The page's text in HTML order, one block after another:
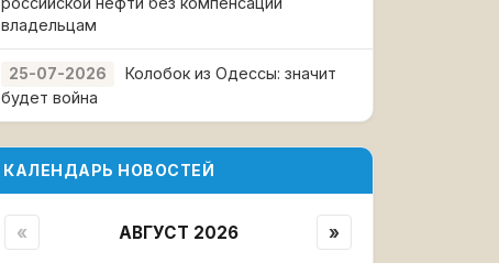
владельцам
25-07-2026
Колобок из Одессы: значит
будет война
КАЛЕНДАРЬ НОВОСТЕЙ
« АВГУСТ 2026 »